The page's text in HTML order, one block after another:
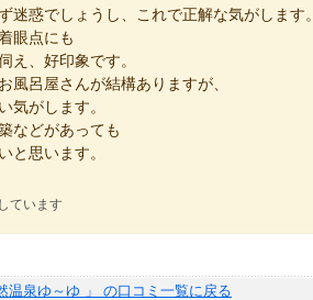
迷惑でしょうし、これで正解な気がします。
眼点にも
え、好印象です。
風呂屋さんが結構ありますが、
気がします。
などがあっても
と思います。
ています
温泉ゆ～ゆ 」 の口コミ一覧に戻る